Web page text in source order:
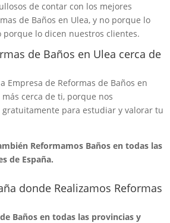
de contar con los mejores
de Baños en Ulea, y no porque lo
porque lo dicen nuestros clientes.
de Baños en Ulea cerca de
Empresa de Reformas de Baños en
cerca de ti, porque nos
gratuitamente para estudiar y valorar tu
Reformamos Baños en todas las
de España.
donde Realizamos Reformas
Baños en todas las provincias y